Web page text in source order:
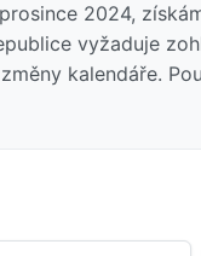
2024,
vyžaduje
kalendáře.